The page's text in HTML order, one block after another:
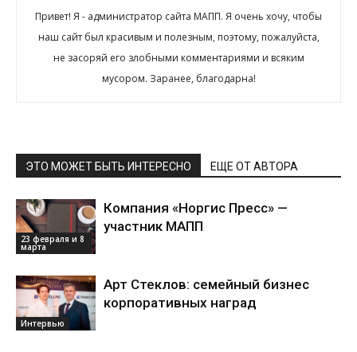
Привет! Я - администратор сайта МАПП. Я очень хочу, чтобы
наш сайт был красивым и полезным, поэтому, пожалуйста,
не засоряй его злобными комментариями и всяким
мусором. Заранее, благодарна!
ЭТО МОЖЕТ БЫТЬ ИНТЕРЕСНО ЕЩЕ ОТ АВТОРА
23 февраля и 8
марта
Компания «Норгис Пресс» —
участник МАПП
Интервью
Арт Стеклов: семейный бизнес
корпоративных наград